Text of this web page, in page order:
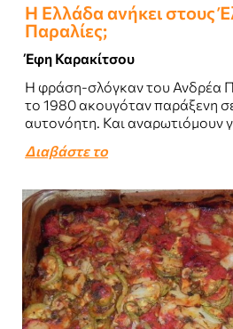
Η Ελλάδα ανήκει στους
Παραλίες;
Έφη Καρακίτσου
Η φράση-σλόγκαν του Ανδρέα
το 1980 ακουγόταν παράξενη
αυτονόητη. Και αναρωτιόμουν
Διαβάστε το